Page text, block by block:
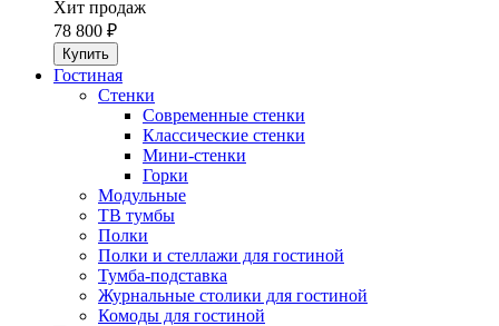
Хит продаж
78 800 ₽
Гостиная
Стенки
Современные стенки
Классические стенки
Мини-стенки
Горки
Модульные
ТВ тумбы
Полки
Полки и стеллажи для гостиной
Тумба-подставка
Журнальные столики для гостиной
Комоды для гостиной